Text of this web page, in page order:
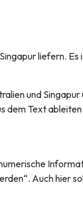
liefern. Es
und Singapur
dem Text ableiten
Auch hier